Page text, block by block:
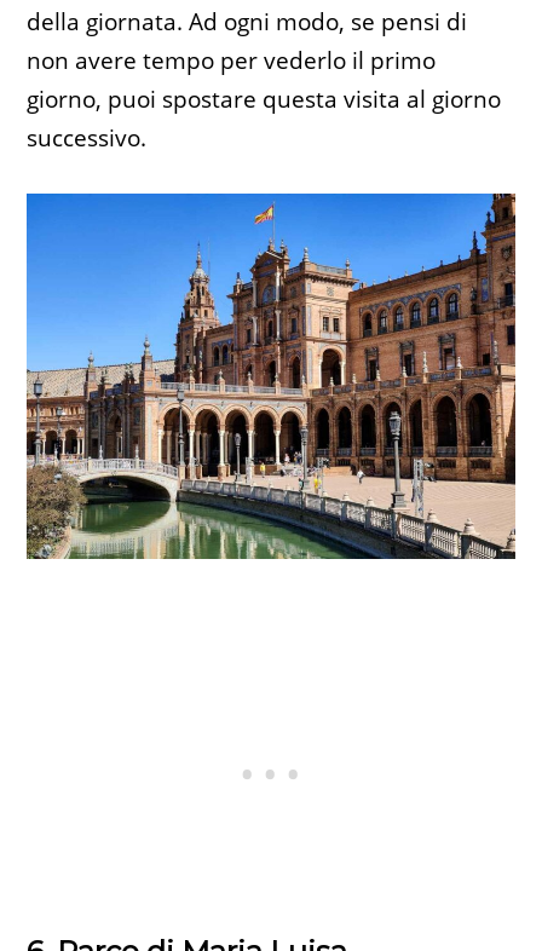
della giornata. Ad ogni modo, se pensi di
non avere tempo per vederlo il primo
giorno, puoi spostare questa visita al giorno
successivo.